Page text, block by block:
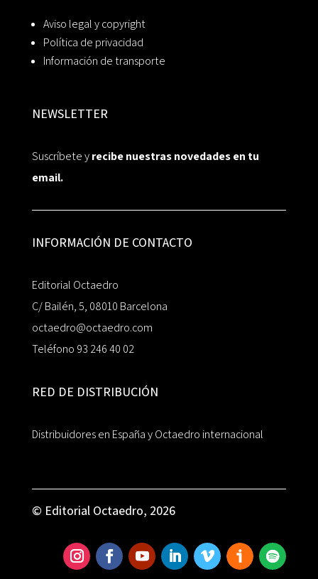
Aviso legal y copyright
Política de privacidad
Información de transporte
NEWSLETTER
Suscríbete yrecibe nuestras novedades en tu
email.
INFORMACIÓN DE CONTACTO
Editorial Octaedro
C/ Bailén, 5, 08010 Barcelona
octaedro@octaedro.com
Teléfono 93 246 40 02
RED DE DISTRIBUCIÓN
Distribuidores en España y Octaedro internacional
© Editorial Octaedro, 2026